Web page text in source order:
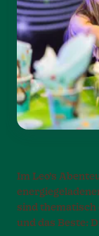
Im Leo’s
sind thematisch
und das Beste: